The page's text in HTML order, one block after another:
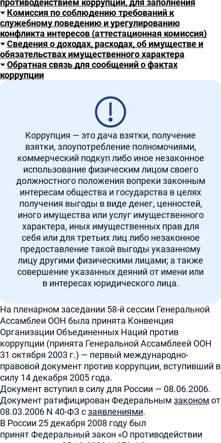
противодействием коррупции, для заполнения
Комиссия по соблюдению требований к
служебному поведению и урегулированию
конфликта интересов (аттестационная комиссия)
Сведения о доходах, расходах, об имуществе и
обязательствах имущественного характера
Обратная связь для сообщений о фактах
коррупции
Коррупция — это дача взятки, получение
взятки, злоупотребление полномочиями,
коммерческий подкуп либо иное незаконное
использование физическим лицом своего
должностного положения вопреки законным
интересам общества и государства в целях
получения выгоды в виде денег, ценностей,
иного имущества или услуг имущественного
характера, иных имущественных прав для
себя или для третьих лиц либо незаконное
предоставление такой выгоды указанному
лицу другими физическими лицами; а также
совершение указанных деяний от имени или
в интересах юридического лица.
На пленарном заседании 58-й сессии Генеральной
Ассамблеи ООН была принята Конвенция
Организации Объединенных Наций против
коррупции (принята Генеральной Ассамблеей ООН
31 октября 2003 г.) — первый международно-
правовой документ против коррупции, вступивший в
силу 14 декабря 2005 года.
Документ вступил в силу для России — 08.06.2006.
Документ ратифицирован Федеральным законом от
08.03.2006 N 40-ФЗ сзаявлениями.
В России 25 декабря 2008 году был
принятФедеральный закон «О противодействии